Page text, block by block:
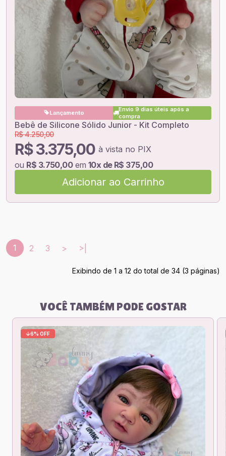
Lançamento
Envio 9 dias úteis após a
compra
Bebê de Silicone Sólido Junior - Kit Completo
R$ 3.375,00 à vista no PIX
R$ 4.250,00
ou R$ 3.750,00em 10x de R$ 375,00
Adicionar ao Carrinho
1 2 3 > >|
Exibindo de 1 a 12 do total de 34 (3 páginas)
VOCÊ TAMBÉM PODE GOSTAR
6% OFF